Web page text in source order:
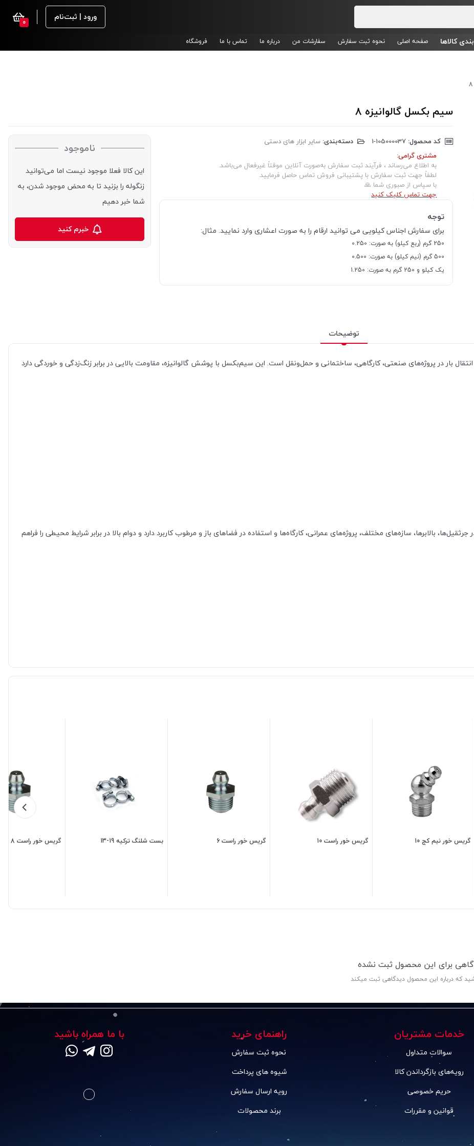
ورود | ثبت‌نام 0
کالاها صفحه اصلی نحوه ثبت سفارش سفارشات من درباره ما تماس با ما فروشگاه
سیم بکسل گالوانیزه 8
کد محصول: دسته‌بندی: سایر ابزار های دستی
مشتری گرامی:
به اطلاع می‌رساند ، فرآیند ثبت سفارش به‌صورت آنلاین موقتاً غیرفعال می‌باشد.
لطفاً جهت ثبت سفارش با پشتیبانی فروش تماس حاصل فرمایید.
با سپاس از صبوری شما 🙏
جهت تماس کلیک کنید
توجه
برای سفارش اجناس کیلویی می توانید ارقام را به صورت اعشاری وارد نمایید. مثال:
250 گرم (ربع کیلو) به صورت: 0.250
500 گرم (نیم کیلو) به صورت: 0.500
یک کیلو و 250 گرم به صورت: 1.250
ناموجود
این کالا فعلا موجود نیست اما می‌توانید
زنگوله را بزنید تا به محض موجود شدن، به
شما خبر دهیم
خبرم کنید
توضیحات
بار در پروژه‌های صنعتی، کارگاهی، ساختمانی و حمل‌ونقل است. این سیم‌بکسل با پوشش گالوانیزه، مقاومت بالایی در برابر زنگ‌زدگی و خوردگی دارد
بالابرها، سازه‌های مختلف، پروژه‌های عمرانی، کارگاه‌ها و استفاده در فضاهای باز و مرطوب کاربرد دارد و دوام بالا در برابر شرایط محیطی را فراهم
گریس خور نیم کج 10 گریس خور راست 10 گریس خور راست 6 بست شلنگ ترکیه 19-13 گریس خور راست 8
برای این محصول ثبت نشده
که درباره این محصول دیدگاهی ثبت میکند
خدمات مشتریان
سوالات متداول
رویه‌های بازگرداندن کالا
حریم خصوصی
قوانین و مقررات
راهنمای خرید
نحوه ثبت سفارش
شیوه های پرداخت
رویه ارسال سفارش
برند محصولات
با ما همراه باشید